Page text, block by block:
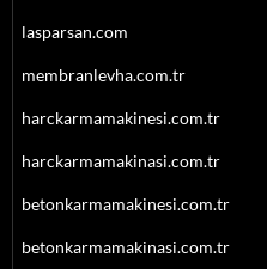
lasparsan.com
membranlevha.com.tr
harckarmamakinesi.com.tr
harckarmamakinasi.com.tr
betonkarmamakinesi.com.tr
betonkarmamakinasi.com.tr